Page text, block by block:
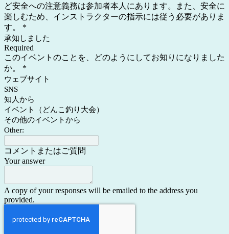
ど安全への注意義務は参加者本人にあります。また、安全に
楽しむため、インストラクターの指示には従う必要がありま
す。
*
承知しました
Required
このイベントのことを、どのようにしてお知りになりました
か。
*
ウェブサイト
SNS
知人から
イベント（どんこ釣り大会）
その他のイベントから
Other:
コメントまたはご質問
Your answer
A copy of your responses will be emailed to the address you
provided.